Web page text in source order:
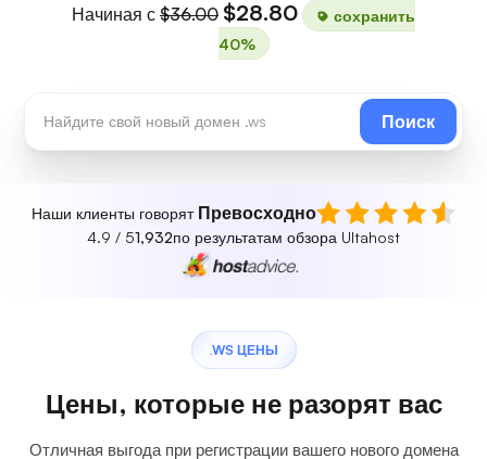
Начиная с $36.00 $28.80
сохранить
40%
Поиск
Наши клиенты говорят Превосходно
4.9 / 51,932по результатам обзора Ultahost
.WS ЦЕНЫ
Цены, которые не разорят вас
Отличная выгода при регистрации вашего нового домена